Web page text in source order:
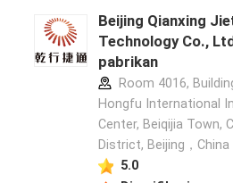
Beijing Qianxing
Technology Co.,
pabrikan
Room 4016,
Hongfu International
Center, Beiqijia Town,
District, Beijing，China
5.0